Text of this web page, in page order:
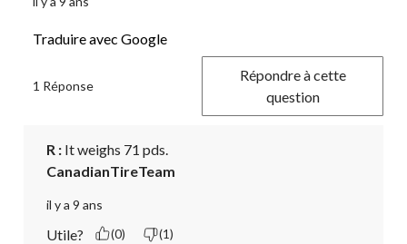
Traduire avec Google
1 Réponse
Répondre à cette
question
R : It weighs 71 pds.
CanadianTireTeam
il y a 9 ans
Utile? (0) (1)